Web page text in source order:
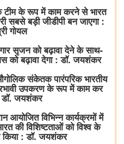
टीम के रूप में काम करने से भारत
सबसे बड़ी जीडीपी बन जाएगा :
गोयल
सृजन को बढ़ावा देने के साथ-
को बढ़ावा देगा : डॉ. जयशंकर
संकेतक पारंपरिक भारतीय
उपकरण के रूप में काम कर
जयशंकर
आयोजित विभिन्न कार्यक्रमों में
की विशिष्‍टताओं को विश्‍व के
किया : डॉ. जयशंकर